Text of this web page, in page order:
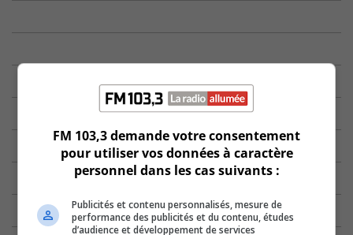
FM 103,3 demande votre consentement
pour utiliser vos données à caractère
personnel dans les cas suivants :
Publicités et contenu personnalisés, mesure de
performance des publicités et du contenu, études
d’audience et développement de services